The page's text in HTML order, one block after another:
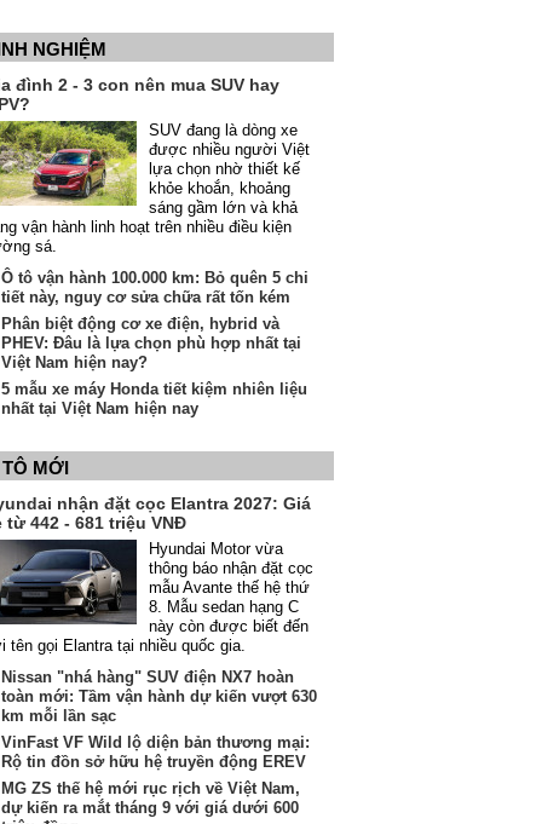
NGHIỆM
đình 2 - 3 con nên mua SUV hay
SUV đang là dòng xe
được nhiều người Việt
lựa chọn nhờ thiết kế
khỏe khoắn, khoảng
sáng gầm lớn và khả
vận hành linh hoạt trên nhiều điều kiện
sá.
Ô tô vận hành 100.000 km: Bỏ quên 5 chi
tiết này, nguy cơ sửa chữa rất tốn kém
Phân biệt động cơ xe điện, hybrid và
PHEV: Đâu là lựa chọn phù hợp nhất tại
Việt Nam hiện nay?
5 mẫu xe máy Honda tiết kiệm nhiên liệu
nhất tại Việt Nam hiện nay
MỚI
nhận đặt cọc Elantra 2027: Giá
từ 442 - 681 triệu VNĐ
Hyundai Motor vừa
thông báo nhận đặt cọc
mẫu Avante thế hệ thứ
8. Mẫu sedan hạng C
này còn được biết đến
tên gọi Elantra tại nhiều quốc gia.
Nissan "nhá hàng" SUV điện NX7 hoàn
toàn mới: Tầm vận hành dự kiến vượt 630
km mỗi lần sạc
VinFast VF Wild lộ diện bản thương mại:
Rộ tin đồn sở hữu hệ truyền động EREV
MG ZS thế hệ mới rục rịch về Việt Nam,
dự kiến ra mắt tháng 9 với giá dưới 600